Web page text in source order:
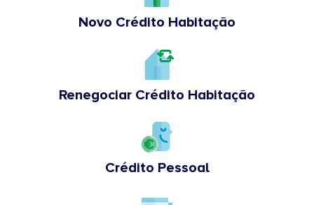
Novo Crédito Habitação
Renegociar Crédito Habitação
Crédito Pessoal